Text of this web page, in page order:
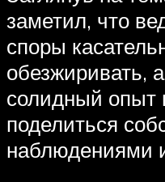
заметил, что
споры
обезжиривать,
солидный опыт
поделиться
наблюдениями